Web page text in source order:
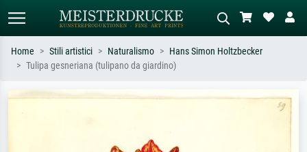
Cerca per artista, titolo o stile – es.
Descrivi la scena – es. prato verde,
astratto con molto rosso, dipinto a
Home Stili artistici Naturalismo
Hans Simon Holtzbecker
Tulipa gesneriana (tulipano da giardino)